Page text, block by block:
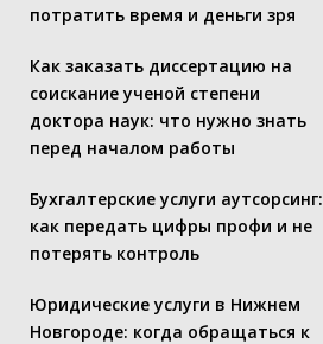
потратить время и деньги зря
Как заказать диссертацию на
соискание ученой степени
доктора наук: что нужно знать
перед началом работы
Бухгалтерские услуги аутсорсинг:
как передать цифры профи и не
потерять контроль
Юридические услуги в Нижнем
Новгороде: когда обращаться к